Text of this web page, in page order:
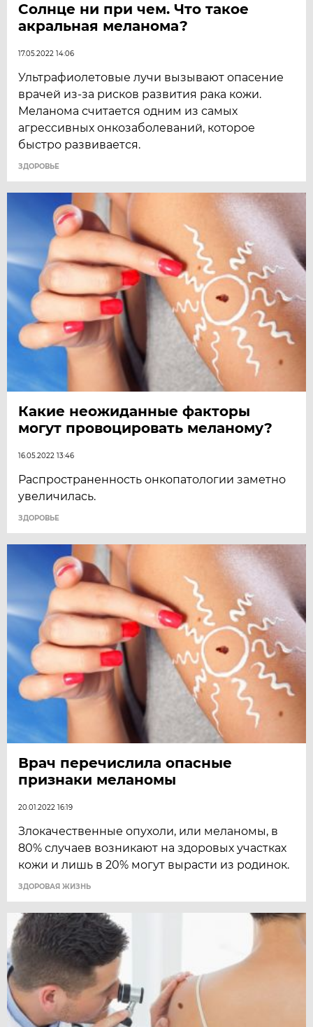
Солнце ни при чем. Что такое
акральная меланома?
17.05.2022 14:06
Ультрафиолетовые лучи вызывают опасение
врачей из-за рисков развития рака кожи.
Меланома считается одним из самых
агрессивных онкозаболеваний, которое
быстро развивается.
ЗДОРОВЬЕ
Какие неожиданные факторы
могут провоцировать меланому?
16.05.2022 13:46
Распространенность онкопатологии заметно
увеличилась.
ЗДОРОВЬЕ
Врач перечислила опасные
признаки меланомы
20.01.2022 16:19
Злокачественные опухоли, или меланомы, в
80% случаев возникают на здоровых участках
кожи и лишь в 20% могут вырасти из родинок.
ЗДОРОВАЯ ЖИЗНЬ